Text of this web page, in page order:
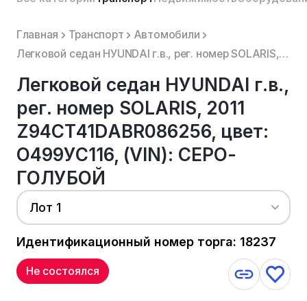
Главная Транспорт
Автомобили
Легковой седан НУUNDАI г.в., рег. номер SОLАRIS, 2011 Z94СТ41DАВR086256, цвет: О499УС116, (VIN): СЕР...
Легковой седан НУUNDАI г.в.,
рег. номер SОLАRIS, 2011
Z94СТ41DАВR086256, цвет:
О499УС116, (VIN): СЕРО-
ГОЛУБОЙ
Лот 1
Идентификационный номер торга: 18237
Не состоялся